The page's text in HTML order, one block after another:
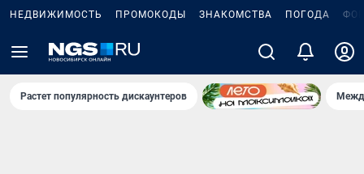
НЕДВИЖИМОСТЬ ПРОМОКОДЫ ЗНАКОМСТВА ПОГОДА
Растет популярность дискаунтеров